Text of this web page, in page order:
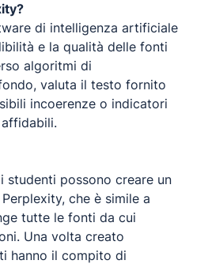
di intelligenza artificiale
e la qualità delle fonti
algoritmi di
valuta il testo fornito
incoerenze o indicatori
studenti possono creare un
che è simile a
tutte le fonti da cui
Una volta creato
hanno il compito di